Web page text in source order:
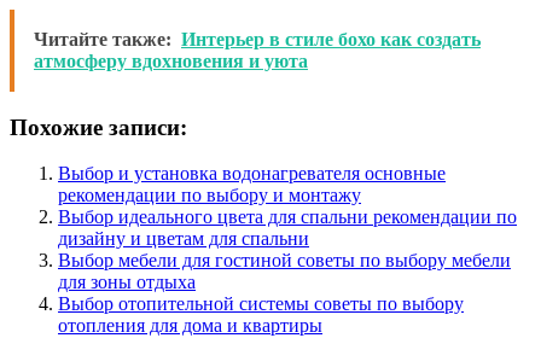
Читайте также: Интерьер в стиле бохо как создать
атмосферу вдохновения и уюта
Похожие записи:
Выбор и установка водонагревателя основные
рекомендации по выбору и монтажу
Выбор идеального цвета для спальни рекомендации по
дизайну и цветам для спальни
Выбор мебели для гостиной советы по выбору мебели
для зоны отдыха
Выбор отопительной системы советы по выбору
отопления для дома и квартиры